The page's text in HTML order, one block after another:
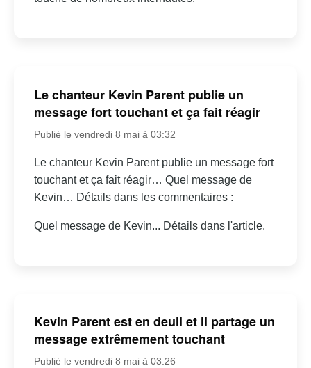
Le chanteur Kevin Parent publie un
message fort touchant et ça fait réagir
Publié le vendredi 8 mai à 03:32
Le chanteur Kevin Parent publie un message fort
touchant et ça fait réagir… Quel message de
Kevin… Détails dans les commentaires :
Quel message de Kevin... Détails dans l'article.
Kevin Parent est en deuil et il partage un
message extrêmement touchant
Publié le vendredi 8 mai à 03:26